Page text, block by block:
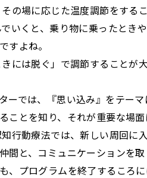
の場に応じた温度調節をするこ
でいくと、乗り物に乗ったと
すよね。
きには脱ぐ」で調節すること
ーでは、『思い込み』をテーマ
ことを知り、それが重要な場
行動療法では、新しい周回に
間と、コミュニケーションを
、プログラムを終了するころに